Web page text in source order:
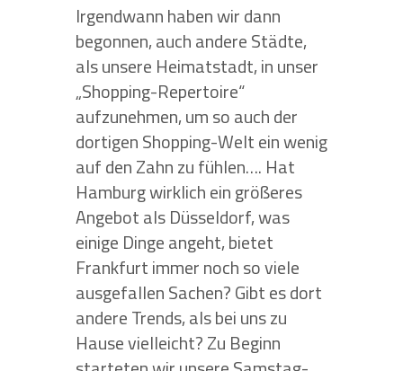
Irgendwann haben wir dann
begonnen, auch andere Städte,
als unsere Heimatstadt, in unser
„Shopping-Repertoire“
aufzunehmen, um so auch der
dortigen Shopping-Welt ein wenig
auf den Zahn zu fühlen…. Hat
Hamburg wirklich ein größeres
Angebot als Düsseldorf, was
einige Dinge angeht, bietet
Frankfurt immer noch so viele
ausgefallen Sachen? Gibt es dort
andere Trends, als bei uns zu
Hause vielleicht? Zu Beginn